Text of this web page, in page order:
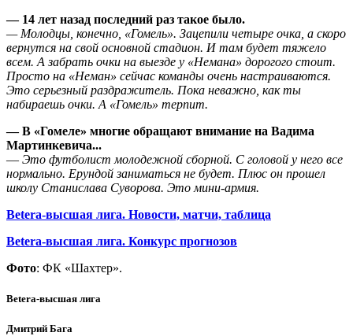
— 14 лет назад последний раз такое было.
— Молодцы, конечно, «Гомель». Зацепили четыре очка, а скоро
вернутся на свой основной стадион. И там будет тяжело
всем. А забрать очки на выезде у «Немана» дорогого стоит.
Просто на «Неман» сейчас команды очень настраиваются.
Это серьезный раздражитель. Пока неважно, как ты
набираешь очки. А «Гомель» терпит.
— В «Гомеле» многие обращают внимание на Вадима
Мартинкевича...
— Это футболист молодежной сборной. С головой у него все
нормально. Ерундой заниматься не будет. Плюс он прошел
школу Станислава Суворова. Это мини-армия.
Betera-высшая лига. Новости, матчи, таблица
Betera-высшая лига. Конкурс прогнозов
Фото: ФК «Шахтер».
Betera-высшая лига
Дмитрий Бага